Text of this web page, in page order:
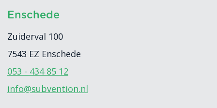
Enschede
Zuiderval 100
7543 EZ Enschede
053 - 434 85 12
info@subvention.nl